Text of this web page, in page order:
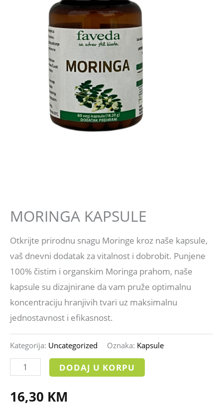
MORINGA KAPSULE
Otkrijte prirodnu snagu Moringe kroz naše kapsule,
vaš dnevni dodatak za vitalnost i dobrobit. Punjene
100% čistim i organskim Moringa prahom, naše
kapsule su dizajnirane da vam pruže optimalnu
koncentraciju hranjivih tvari uz maksimalnu
jednostavnost i efikasnost.
Kategorija: Uncategorized Oznaka: Kapsule
DODAJ U KORPU
16,30 KM